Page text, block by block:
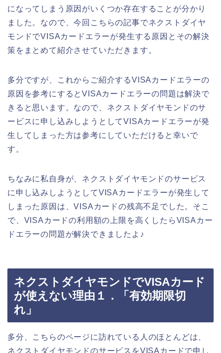
になってしまう原因がいくつか存在することが分かり
ました。なので、今回こちらの記事でネクストダイヤ
モンドでVISAカードエラーが発生する原因とその解決
策をまとめて紹介させていただきます。
多分ですが、これからご紹介するVISAカードエラーの
原因を参考にするとVISAカードエラーの問題は解決で
きると思います。なので、ネクストダイヤモンドのサ
ービスに申し込みしようとしてVISAカードエラーが発
生してしまった方は参考にしていただけると幸いで
す。
ちなみに私自身が、ネクストダイヤモンドのサービス
に申し込みしようとしてVISAカードエラーが発生して
しまった原因は、VISAカードの残高不足でした。そこ
で、VISAカードの利用額の上限を高くしたらVISAカー
ドエラーの問題が解決できましたよ♪
ネクストダイヤモンドでVISAカード
が使えない理由１．「有効期限切
れ」
多分、こちらのページに訪れている人のほとんどは、
ネクストダイヤモンドのサービスをVISAカードで申し